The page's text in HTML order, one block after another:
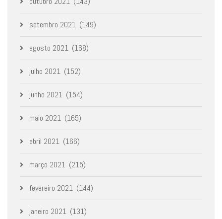
setembro 2021 (149)
agosto 2021 (168)
julho 2021 (152)
junho 2021 (154)
maio 2021 (165)
abril 2021 (166)
março 2021 (215)
fevereiro 2021 (144)
janeiro 2021 (131)